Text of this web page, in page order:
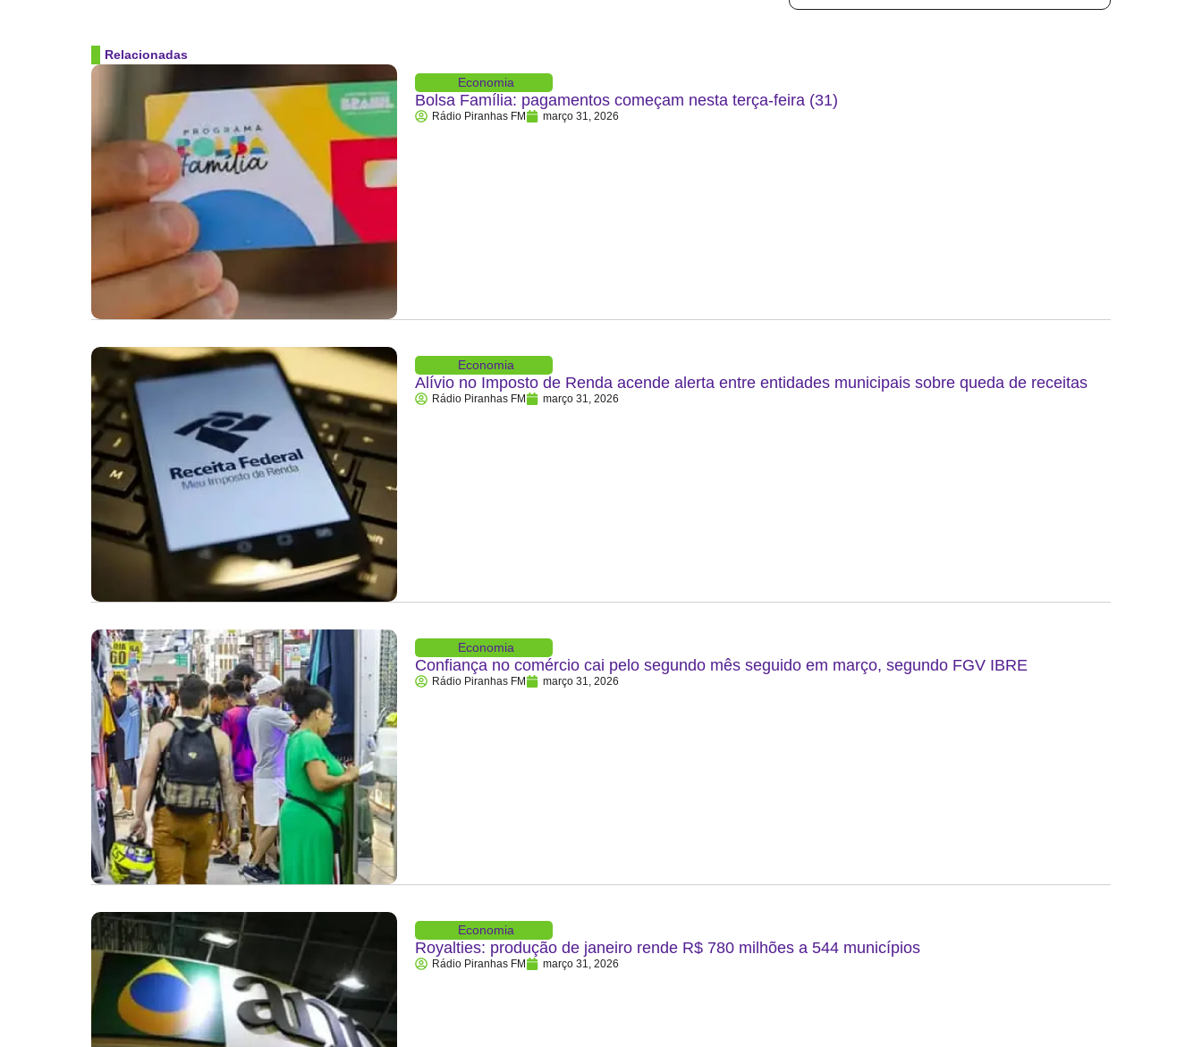
Relacionadas
Economia
Bolsa Família: pagamentos começam nesta terça-feira (31)
Rádio Piranhas FM março 31, 2026
Economia
Alívio no Imposto de Renda acende alerta entre entidades municipais sobre queda de receitas
Rádio Piranhas FM março 31, 2026
Economia
Confiança no comércio cai pelo segundo mês seguido em março, segundo FGV IBRE
Rádio Piranhas FM março 31, 2026
Economia
Royalties: produção de janeiro rende R$ 780 milhões a 544 municípios
Rádio Piranhas FM março 31, 2026